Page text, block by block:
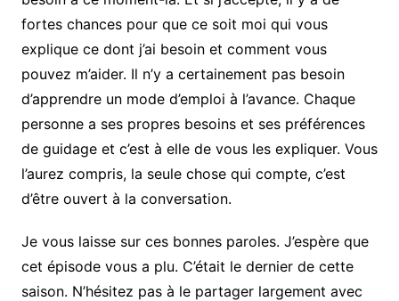
fortes chances pour que ce soit moi qui vous
explique ce dont j’ai besoin et comment vous
pouvez m’aider. Il n’y a certainement pas besoin
d’apprendre un mode d’emploi à l’avance. Chaque
personne a ses propres besoins et ses préférences
de guidage et c’est à elle de vous les expliquer. Vous
l’aurez compris, la seule chose qui compte, c’est
d’être ouvert à la conversation.
Je vous laisse sur ces bonnes paroles. J’espère que
cet épisode vous a plu. C’était le dernier de cette
saison. N’hésitez pas à le partager largement avec